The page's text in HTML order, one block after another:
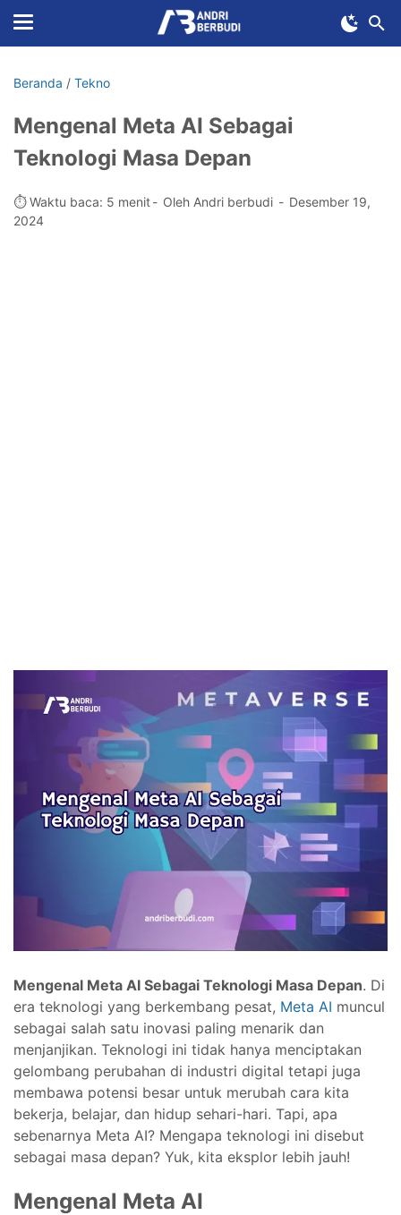
Beranda / Tekno
Mengenal Meta AI Sebagai
Teknologi Masa Depan
⏱️ Waktu baca: 5 menit Oleh Andri berbudi
Desember 19,
2024
Mengenal Meta AI Sebagai Teknologi Masa Depan. Di
era teknologi yang berkembang pesat, Meta AI muncul
sebagai salah satu inovasi paling menarik dan
menjanjikan. Teknologi ini tidak hanya menciptakan
gelombang perubahan di industri digital tetapi juga
membawa potensi besar untuk merubah cara kita
bekerja, belajar, dan hidup sehari-hari. Tapi, apa
sebenarnya Meta AI? Mengapa teknologi ini disebut
sebagai masa depan? Yuk, kita eksplor lebih jauh!
Mengenal Meta AI